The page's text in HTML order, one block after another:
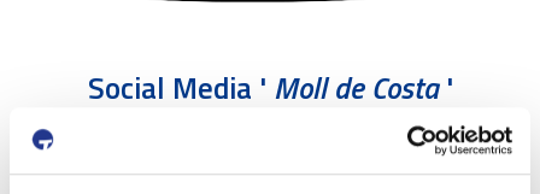
Social Media ' Moll de Costa'